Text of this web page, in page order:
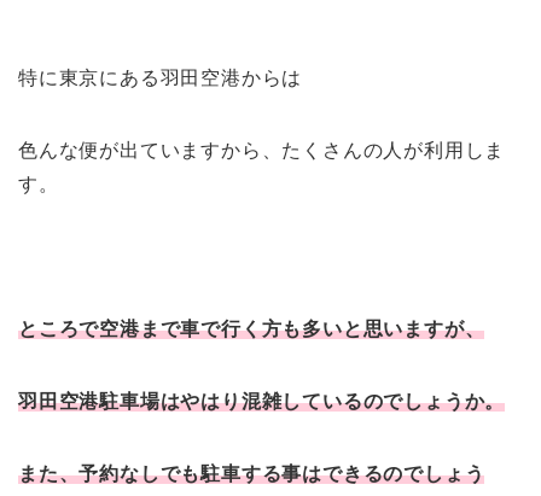
特に東京にある羽田空港からは
色んな便が出ていますから、たくさんの人が利用しま
す。
ところで空港まで車で行く方も多いと思いますが、
羽田空港駐車場はやはり混雑しているのでしょうか。
また、予約なしでも駐車する事はできるのでしょう